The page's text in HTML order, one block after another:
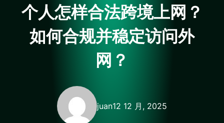
个人怎样合法跨境上网？
如何合规并稳定访问外
网？
juan12 12 月, 2025